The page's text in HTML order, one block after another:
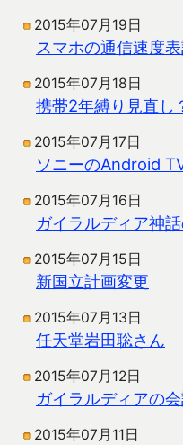
2015年07月19日
スマホの通信速度
2015年07月18日
携帯2年縛り見直し
2015年07月17日
ソニーのAndroid
2015年07月16日
ガイラルディア神
2015年07月15日
新国立計画変更
2015年07月13日
任天堂岩田聡さん
2015年07月12日
ガイラルディアの
2015年07月11日